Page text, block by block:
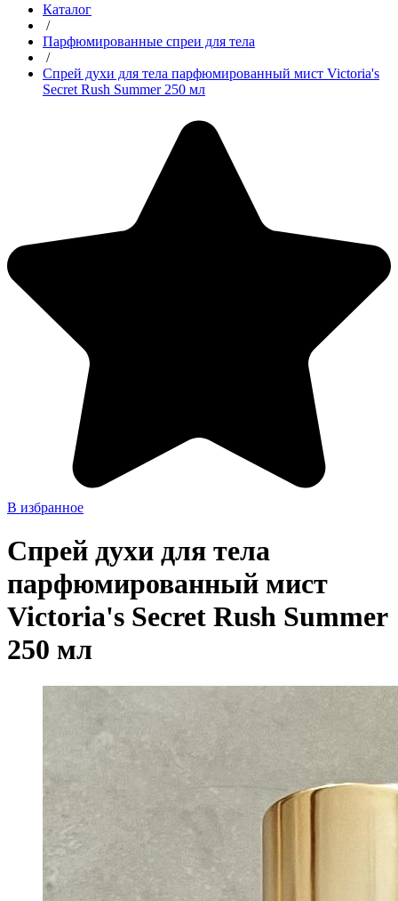
Каталог
/
Парфюмированные спреи для тела
/
Спрей духи для тела парфюмированный мист Victoria's
Secret Rush Summer 250 мл
В избранное
Спрей духи для тела
парфюмированный мист
Victoria's Secret Rush Summer
250 мл